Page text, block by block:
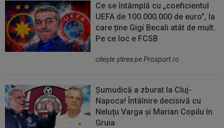
Ce se întâmplă cu „coeficientul
UEFA de 100.000.000 de euro”, la
care ține Gigi Becali atât de mult.
Pe ce loc e FCSB
citeşte ştirea pe Prosport.ro
Șumudică a zburat la Cluj-
Napoca! Întâlnire decisivă cu
Neluţu Varga şi Marian Copilu în
Gruia